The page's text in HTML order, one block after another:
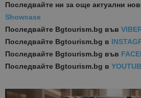
Последвайте ни за още актуални
Showcase
Последвайте Bgtourism.bg във
Последвайте Bgtourism.bg в
Последвайте Bgtourism.bg във
Последвайте Bgtourism.bg в